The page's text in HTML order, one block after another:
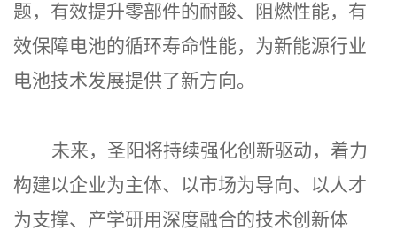
题，有效提升零部件的耐酸、阻燃性能，有
效保障电池的循环寿命性能，为新能源行业
电池技术发展提供了新方向。
未来，圣阳将持续强化创新驱动，着力
构建以企业为主体、以市场为导向、以人才
为支撑、产学研用深度融合的技术创新体